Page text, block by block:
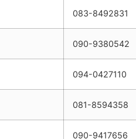
083-8492831
090-9380542
094-0427110
081-8594358
090-9417656